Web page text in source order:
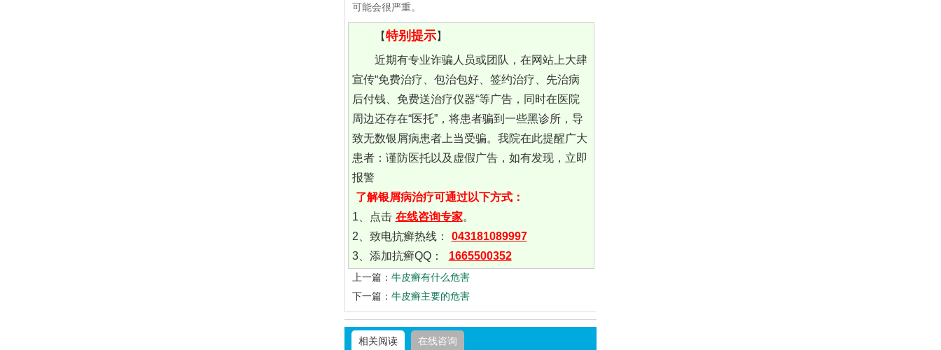
可能会很严重。
【特别提示】
近期有专业诈骗人员或团队，在网站上大肆
宣传“免费治疗、包治包好、签约治疗、先治病
后付钱、免费送治疗仪器“等广告，同时在医院
周边还存在“医托”，将患者骗到一些黑诊所，导
致无数银屑病患者上当受骗。我院在此提醒广大
患者：谨防医托以及虚假广告，如有发现，立即
报警
了解银屑病治疗可通过以下方式：
1、点击 在线咨询专家。
2、致电抗癣热线：
043181089997
3、添加抗癣QQ：
1665500352
上一篇： 牛皮癣有什么危害
下一篇： 牛皮癣主要的危害
相关阅读 在线咨询